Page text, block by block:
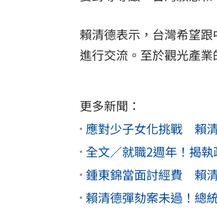
賴清德表示，台灣希望
進行交流。至於觀光產
更多新聞：
應對少子女化挑戰 賴
全文／就職2週年！揭
鍾東錦當面討經費 賴清
賴清德彈劾案未過！總